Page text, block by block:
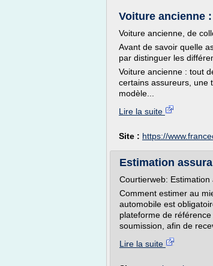
Voiture ancienne
Voiture ancienne, de
Avant de savoir quelle
par distinguer les
Voiture ancienne : tout
certains assureurs, une
modèle...
Lire la suite
Site : https://
Estimation
Courtierweb:
Comment estimer au
automobile est
plateforme de
soumission, afin de
Lire la suite